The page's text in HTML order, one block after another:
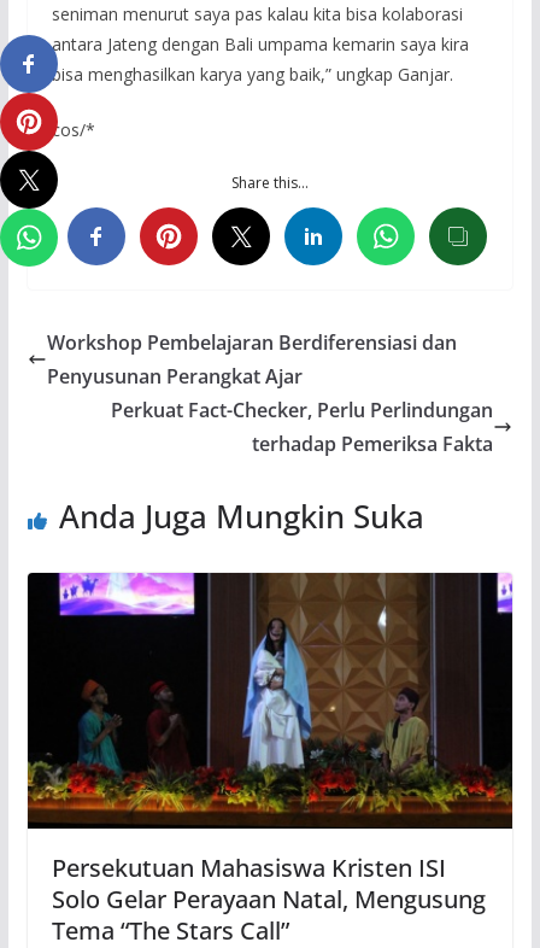
seniman menurut saya pas kalau kita bisa kolaborasi
antara Jateng dengan Bali umpama kemarin saya kira
bisa menghasilkan karya yang baik,” ungkap Ganjar.
cos/*
Share this…
Workshop Pembelajaran Berdiferensiasi dan
Penyusunan Perangkat Ajar
Perkuat Fact-Checker, Perlu Perlindungan
terhadap Pemeriksa Fakta
Anda Juga Mungkin Suka
Persekutuan Mahasiswa Kristen ISI
Solo Gelar Perayaan Natal, Mengusung
Tema “The Stars Call”